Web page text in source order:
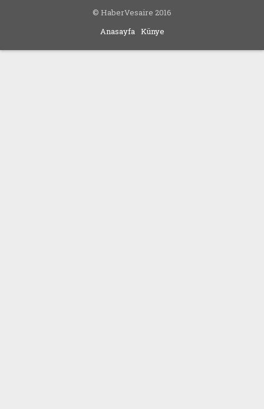
© HaberVesaire 2016
Anasayfa Künye